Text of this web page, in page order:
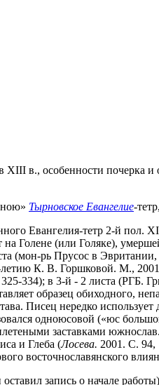
XIII в., особенности почерка
Тырновское Евангелие-
Евангелия-тетр 2-й пол.
на Голене (или Голяке),
(мон-рь Прусос в
летию К. В. Горшковой. М.,
325-334); в 3-й - 2 листа
образец обиходного,
Писец нередко
одноюсовой («юс
заставками
и Глеба (Лосева. 2001. С. 94,
восточнославянского
запись о начале